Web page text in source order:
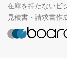
在庫を持たないビ
見積書・請求書作